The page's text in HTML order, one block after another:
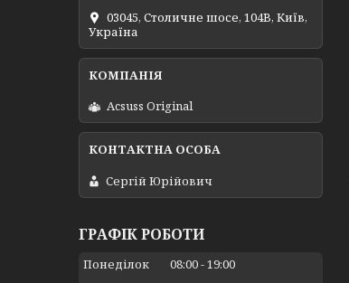
03045, Столичне шосе, 104B, Київ,
Україна
Acsuss Original
Сергій Юрійович
ГРАФІК РОБОТИ
Понеділок 08:00 19:00